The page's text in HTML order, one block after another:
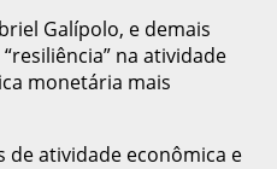
Galípolo, e demais
na atividade
monetária mais
de atividade econômica e